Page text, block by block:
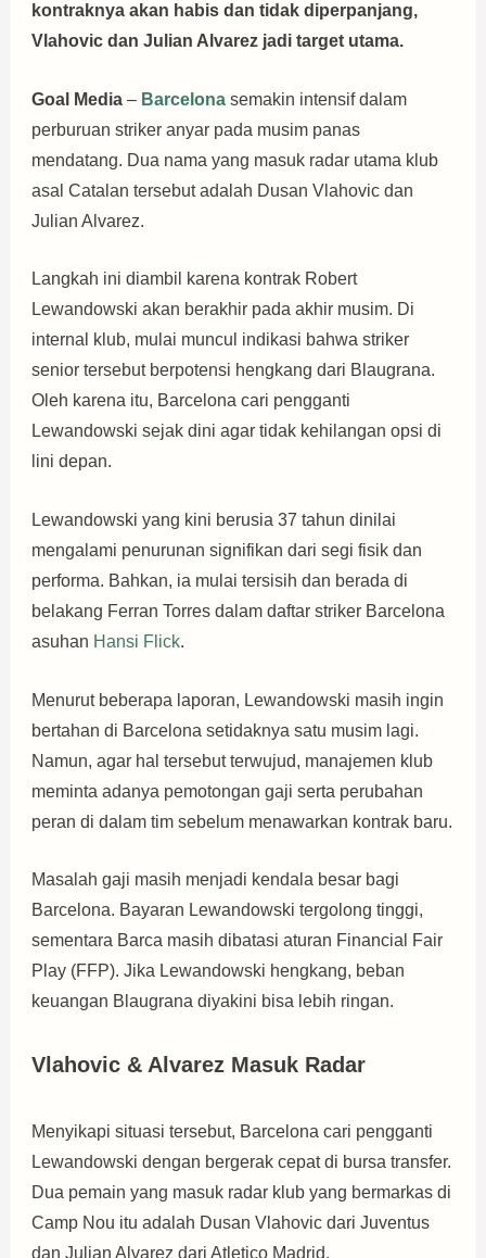
kontraknya akan habis dan tidak diperpanjang,
Vlahovic dan Julian Alvarez jadi target utama.
Goal Media– Barcelona semakin intensif dalam
perburuan striker anyar pada musim panas
mendatang. Dua nama yang masuk radar utama klub
asal Catalan tersebut adalah Dusan Vlahovic dan
Julian Alvarez.
Langkah ini diambil karena kontrak Robert
Lewandowski akan berakhir pada akhir musim. Di
internal klub, mulai muncul indikasi bahwa striker
senior tersebut berpotensi hengkang dari Blaugrana.
Oleh karena itu, Barcelona cari pengganti
Lewandowski sejak dini agar tidak kehilangan opsi di
lini depan.
Lewandowski yang kini berusia 37 tahun dinilai
mengalami penurunan signifikan dari segi fisik dan
performa. Bahkan, ia mulai tersisih dan berada di
belakang Ferran Torres dalam daftar striker Barcelona
asuhan Hansi Flick.
Menurut beberapa laporan, Lewandowski masih ingin
bertahan di Barcelona setidaknya satu musim lagi.
Namun, agar hal tersebut terwujud, manajemen klub
meminta adanya pemotongan gaji serta perubahan
peran di dalam tim sebelum menawarkan kontrak baru.
Masalah gaji masih menjadi kendala besar bagi
Barcelona. Bayaran Lewandowski tergolong tinggi,
sementara Barca masih dibatasi aturan Financial Fair
Play (FFP). Jika Lewandowski hengkang, beban
keuangan Blaugrana diyakini bisa lebih ringan.
Vlahovic & Alvarez Masuk Radar
Menyikapi situasi tersebut, Barcelona cari pengganti
Lewandowski dengan bergerak cepat di bursa transfer.
Dua pemain yang masuk radar klub yang bermarkas di
Camp Nou itu adalah Dusan Vlahovic dari Juventus
dan Julian Alvarez dari Atletico Madrid.